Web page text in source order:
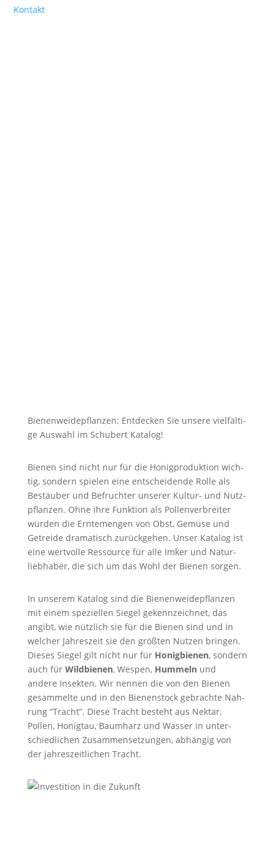
Kontakt
Bie­nen­wei­de­pflan­zen: Ent­de­cken Sie unsere viel­fäl­ti­
ge Aus­wahl im Schu­bert Kata­log!
Bienen sind nicht nur für die Honig­pro­duk­ti­on wich­
tig, son­dern spie­len eine ent­schei­den­de Rolle als
Bestäu­ber und Befruch­ter unse­rer Kultur- und Nutz­
pflan­zen. Ohne ihre Funk­ti­on als Pol­len­ver­brei­ter
würden die Ern­te­men­gen von Obst, Gemüse und
Getrei­de dra­ma­tisch zurück­ge­hen. Unser Kata­log ist
eine wert­vol­le Res­sour­ce für alle Imker und Natur­
lieb­ha­ber, die sich um das Wohl der Bienen sorgen.
In unse­rem Kata­log sind die Bie­nen­wei­de­pflan­zen
mit einem spe­zi­el­len Siegel gekenn­zeich­net, das
angibt, wie nütz­lich sie für die Bienen sind und in
wel­cher Jah­res­zeit sie den größ­ten Nutzen brin­gen.
Dieses Siegel gilt nicht nur für Honig­bie­nen, son­dern
auch für Wild­bie­nen, Wespen, Hum­melnund
andere Insek­ten. Wir nennen die von den Bienen
gesam­mel­te und in den Bie­nen­stock gebrach­te Nah­
rung “Tracht”. Diese Tracht besteht aus Nektar,
Pollen, Honig­tau, Baum­harz und Wasser in unter­
schied­li­chen Zusam­men­set­zun­gen, abhän­gig von
der jah­res­zeit­li­chen Tracht.